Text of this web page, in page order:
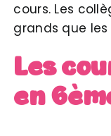
cours. Les
grands que les
Les
en